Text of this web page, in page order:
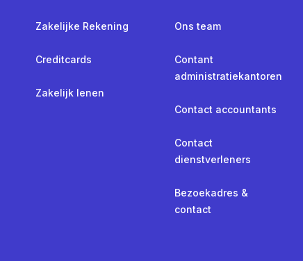
Zakelijke Rekening
Creditcards
Zakelijk lenen
Ons team
Contant
administratiekantoren
Contact accountants
Contact
dienstverleners
Bezoekadres &
contact